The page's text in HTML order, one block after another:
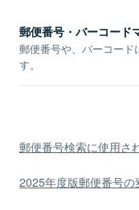
郵便番号・バーコード
郵便番号や、バーコード
す。
郵便番号検索に使用さ
2025年度版郵便番号の